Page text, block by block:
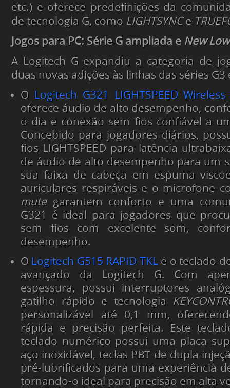
etc.) e oferece predefinições da
de tecnologia G, como LIGHTSYNCe
Jogos para PC: Série G ampliada e New
A Logitech G expandiu a categoria de
duas novas adições às linhas das séries G3
O Logitech G321 LIGHTSPEED
oferece áudio de alto desempenho,
o dia e conexão sem fios confiável a
Concebido para jogadores diários,
fios LIGHTSPEED para latência
de áudio de alto desempenho para um
sua faixa de cabeça em espuma
auriculares respiráveis e o microfone
mutegarantem conforto e uma
G321 é ideal para jogadores que
sem fios com excelente som,
desempenho.
O Logitech G515 RAPID TKLé o teclado
avançado da Logitech G. Com
espessura, possui interruptores
gatilho rápido e tecnologia
personalizável até 0,1 mm,
rápida e precisão perfeita. Este
teclado numérico possui uma placa
aço inoxidável, teclas PBT de dupla
pré-lubrificados para uma experiência
tornando-o ideal para precisão em alta